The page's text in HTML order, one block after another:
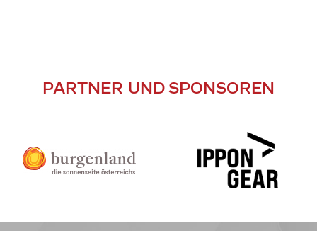
PARTNER UND SPONSOREN